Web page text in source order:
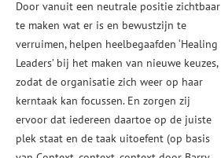
Door vanuit een neutrale positie zichtbaar
te maken wat er is en bewustzijn te
verruimen, helpen heelbegaafden ‘Healing
Leaders’ bij het maken van nieuwe keuzes,
zodat de organisatie zich weer op haar
kerntaak kan focussen. En zorgen zij
ervoor dat iedereen daartoe op de juiste
plek staat en de taak uitoefent (op basis